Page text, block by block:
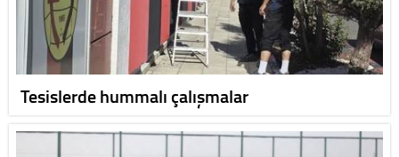
Tesislerde hummalı çalışmalar